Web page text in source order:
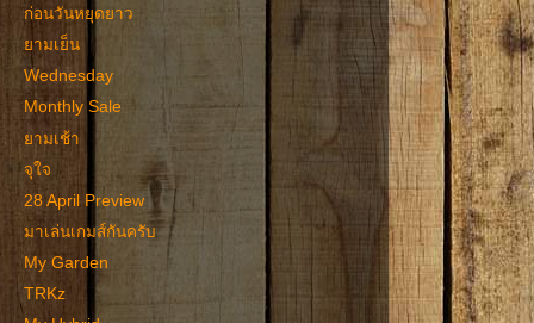
ก่อนวันหยุดยาว
ยามเย็น
Wednesday
Monthly Sale
ยามเช้า
จุใจ
28 April Preview
มาเล่นเกมส์กันครับ
My Garden
TRKz